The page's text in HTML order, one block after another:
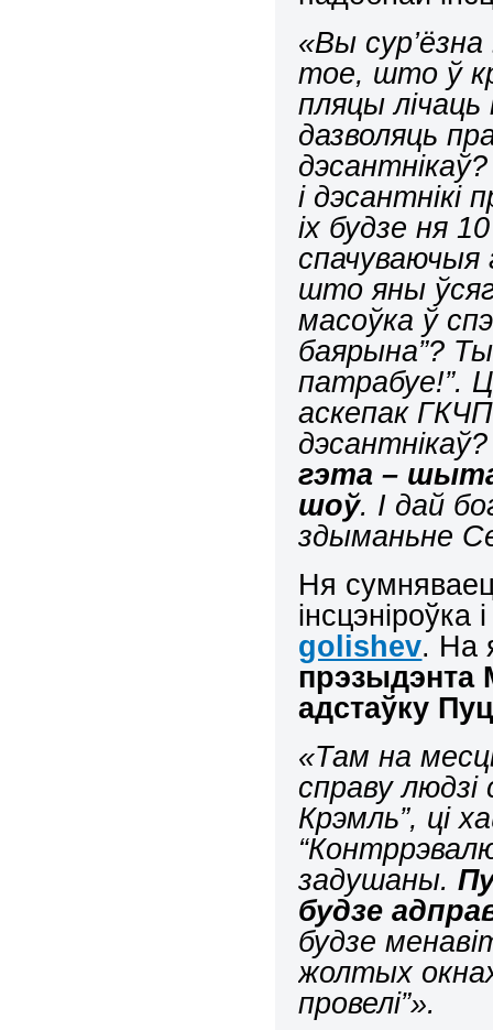
«Вы
тое, што ў
пляцы
дазволяць
і
іх будзе ня
спачуваючыя
што яны
масоўка ў
баярына”?
патрабуе!”.
аскепак
гэта –
шоў. І дай
здыманьне
Ня
golishev. На
прэзыдэнта
адстаўку
«Там на
справу людзі
Крэмль”, ці
задушаны.
будзе
будзе
жолтых
провелі”».